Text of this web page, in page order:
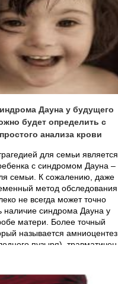
прерывают
Социальные последствия
сказаться: теперь в Индии
заметно меньше
мужчин.
Дауна у будущего
будет определить с
анализа крови
для семьи является
с синдромом Дауна –
семьи. К сожалению, даже
метод обследования
не всегда может точно
наличие синдрома Дауна у
матери. Более точный
называется амниоцентез
пузыря), травматичен,
что уже в ближайшее время